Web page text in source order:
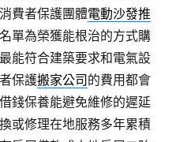
費者保護團體電動沙發推
單為榮獲能根治的方式購
能符合建築要求和電氣設
保護搬家公司 的費用都會
錢保養能避免維修的遲延
或修理在地服務多年累積